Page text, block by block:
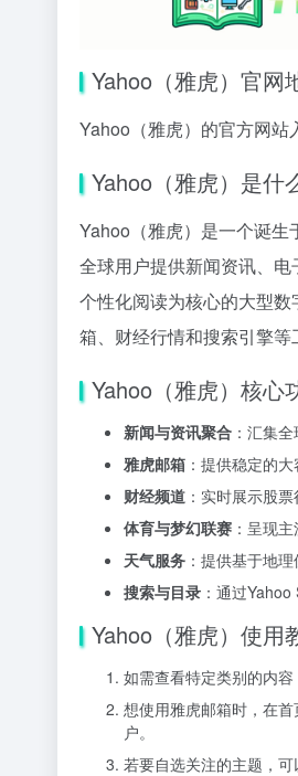
Yahoo（雅虎）官网
Yahoo（雅虎）的官方网站
Yahoo（雅虎）是什
Yahoo（雅虎）是一个诞
全球用户提供新闻资讯、
个性化阅读为核心的大型
箱、财经行情和搜索引擎等
Yahoo（雅虎）核心
新闻与资讯聚合 ：汇集
雅虎邮箱 ：提供稳定的
财经频道 ：实时展示股
体育与梦幻联赛 ：呈现
天气服务 ：提供基于地
搜索与目录 ：通过
Yahoo（雅虎）使用
如需查看特定类别的内容
想使用雅虎邮箱时，在
户。
若要自选关注的主题，